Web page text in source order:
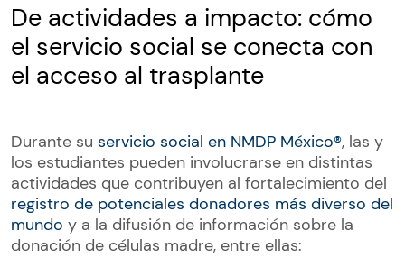
De actividades a impacto: cómo
el servicio social se conecta con
el acceso al trasplante
Durante su servicio social en NMDP México®, las y
los estudiantes pueden involucrarse en distintas
actividades que contribuyen al fortalecimiento del
registro de potenciales donadores más diverso del
mundo y a la difusión de información sobre la
donación de células madre, entre ellas: